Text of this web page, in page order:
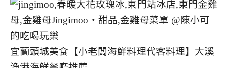
宜蘭頭城美食【小老闆海鮮料理代客料理】大溪